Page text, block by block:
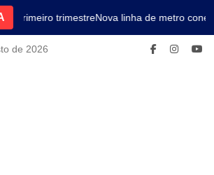
primeiro trimestreNova linha de metro
de 2026